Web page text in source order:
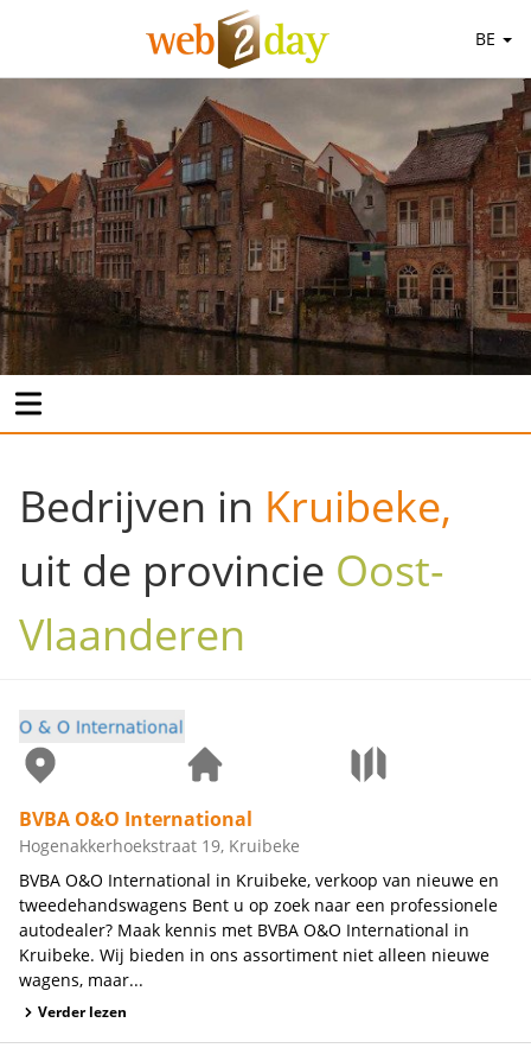
BE
Bedrijven in Kruibeke,
uit de provincie Oost-
Vlaanderen
BVBA O&O International
Hogenakkerhoekstraat 19, Kruibeke
BVBA O&O International in Kruibeke, verkoop van nieuwe en
tweedehandswagens Bent u op zoek naar een professionele
autodealer? Maak kennis met BVBA O&O International in
Kruibeke. Wij bieden in ons assortiment niet alleen nieuwe
wagens, maar...
Verder lezen